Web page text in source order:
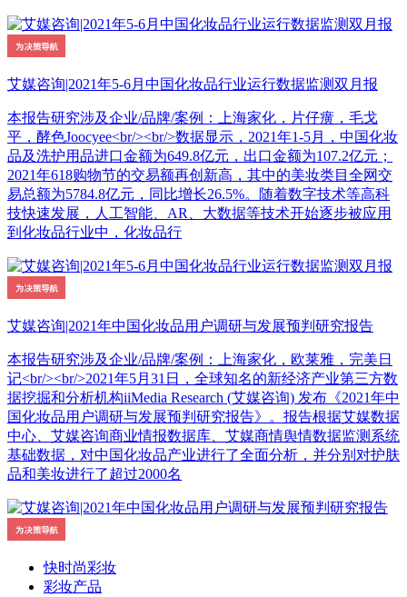
艾媒咨询|2021年5-6月中国化妆品行业运行数据监测双月报
本报告研究涉及企业/品牌/案例：上海家化，片仔癀，毛戈
平，酵色Joocyee<br/><br/>数据显示，2021年1-5月，中国化妆
品及洗护用品进口金额为649.8亿元，出口金额为107.2亿元；
2021年618购物节的交易额再创新高，其中的美妆类目全网交
易总额为5784.8亿元，同比增长26.5%。随着数字技术等高科
技快速发展，人工智能、AR、大数据等技术开始逐步被应用
到化妆品行业中，化妆品行
艾媒咨询|2021年中国化妆品用户调研与发展预判研究报告
本报告研究涉及企业/品牌/案例：上海家化，欧莱雅，完美日
记<br/><br/>2021年5月31日，全球知名的新经济产业第三方数
据挖掘和分析机构iiMedia Research (艾媒咨询) 发布《2021年中
国化妆品用户调研与发展预判研究报告》。报告根据艾媒数据
中心、艾媒咨询商业情报数据库、艾媒商情舆情数据监测系统
基础数据，对中国化妆品产业进行了全面分析，并分别对护肤
品和美妆进行了超过2000名
快时尚彩妆
彩妆产品